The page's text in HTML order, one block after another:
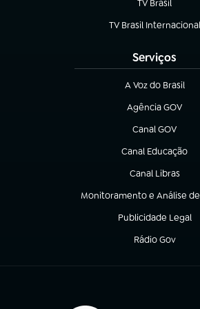
TV Brasil
(abre em nova
TV Brasil Internacional
(abre em nova aba)
Serviços
A Voz do Brasil
(abre em nova aba)
Agência GOV
(abre em nova
Canal GOV
(abre em nova
Canal Educação
(abre em nova aba)
Canal Libras
(abre em nova
Monitoramento e Análise
(abre em nova aba)
Publicidade Legal
(abre em nova aba)
Rádio Gov
(abre em nova